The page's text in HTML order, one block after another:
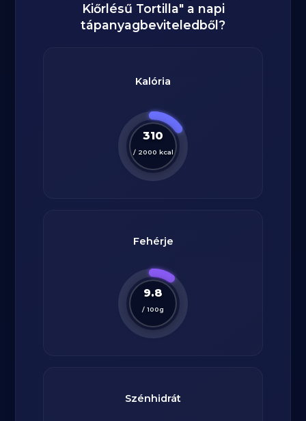
Kiőrlésű Tortilla" a napi
tápanyagbeviteledből?
Kalória
310
/ 2000 kcal
Fehérje
9.8
/ 100g
Szénhidrát